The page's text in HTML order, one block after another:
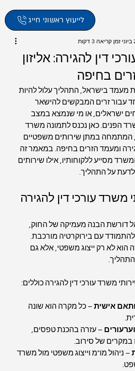
לייעוץ ראשוני חייג
דין להגירה: אליזון
בחיפה
זמן קריאה 3 דקות
בישראל, התהליך עלול להיות
עבור זרים המבקשים להישאר
ישראלים, או מי שנמצא במצב
הפנים. כאן נכנס לתמונה משרד
המתמחה במתן שירותים משפטיים
ומעמד הזרים בחיפה. במאמר זה
מסייע ללקוחותיו, אילו שירותים
על התהליך.
משרד עורכי דין להגירה
דורשת הבנה מעמיקה של החוק,
להתמודד עם בירוקרטיה מורכבת.
הוא לא רק ייצוג משפטי, אלא גם
משרד עורכי דין להגירה כוללים:
אישית – כל מקרה הוא שונה
– עזרה בהכנת טפסים,
במקרים של סירוב.
– ניהול מו"מ וייצוג משפטי מול משרד